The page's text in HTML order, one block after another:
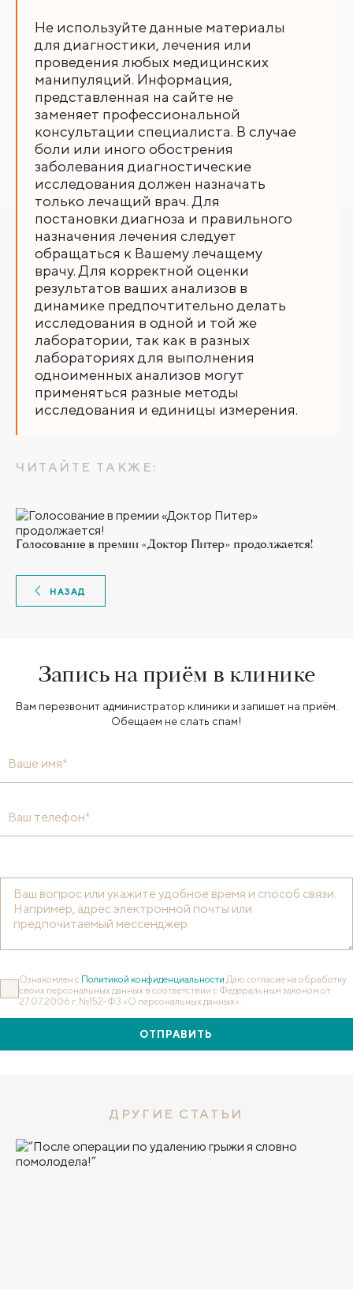
Не используйте данные материалы
для диагностики, лечения или
проведения любых медицинских
манипуляций. Информация,
представленная на сайте не
заменяет профессиональной
консультации специалиста. В случае
боли или иного обострения
заболевания диагностические
исследования должен назначать
только лечащий врач. Для
постановки диагноза и правильного
назначения лечения следует
обращаться к Вашему лечащему
врачу. Для корректной оценки
результатов ваших анализов в
динамике предпочтительно делать
исследования в одной и той же
лаборатории, так как в разных
лабораториях для выполнения
одноименных анализов могут
применяться разные методы
исследования и единицы измерения.
ЧИТАЙТЕ ТАКЖЕ:
Голосование в премии «Доктор Питер» продолжается!
НАЗАД
Запись на приём в клинике
Вам перезвонит администратор клиники и запишет на приём.
Обещаем не слать спам!
Ваше имя*
Ваш телефон*
Ознакомлен с Политикой конфиденциальности Даю согласие на обработку
своих персональных данных в соответствии с Федеральным законом от
27.07.2006 г. №152-ФЗ «О персональных данных».
ОТПРАВИТЬ
ДРУГИЕ СТАТЬИ